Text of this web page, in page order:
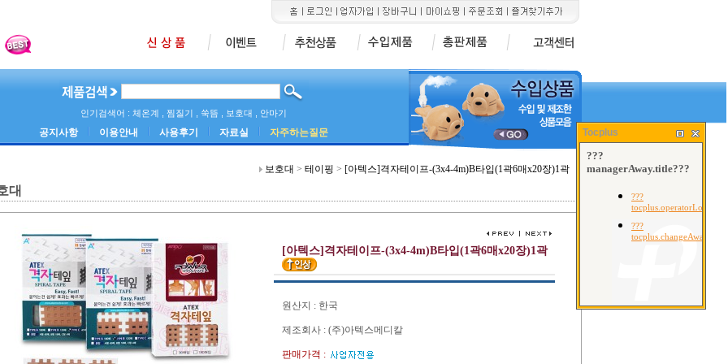
인기검색어 : 체온계 , 찜질기 , 쑥뜸 , 보호대 , 안마기
공지사항 이용안내 사용후기 자료실 자주하는질문
보호대 > 테이핑 > [아텍스]격자테이프-(3x4-4m)B타입(1곽6매x20장)1곽
대
[아텍스]격자테이프-(3x4-4m)B타입(1곽6매x20장)1곽
원산지 : 한국
제조회사 : (주)아텍스메디칼
판매가격 :
Tocplus